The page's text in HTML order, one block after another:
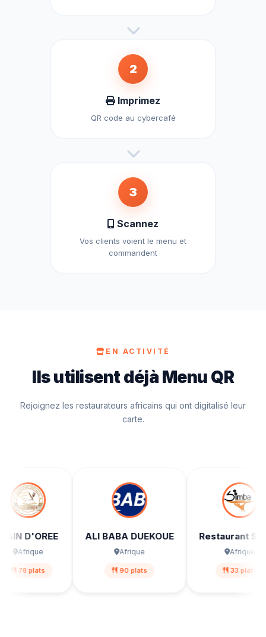
2
Imprimez
QR code au cybercafé
3
Scannez
Vos clients voient le menu et
commandent
EN ACTIVITÉ
Ils utilisent déjà Menu QR
Rejoignez les restaurateurs africains qui ont digitalisé leur
carte.
D'OREE
plats
ALI BABA DUEKOUE
Afrique
90 plats
Restaurant SIMBA
Afrique
33 plats